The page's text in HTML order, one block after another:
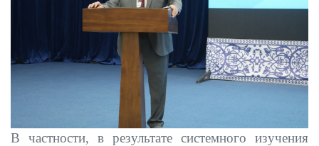
В частности, в результате системного изучения